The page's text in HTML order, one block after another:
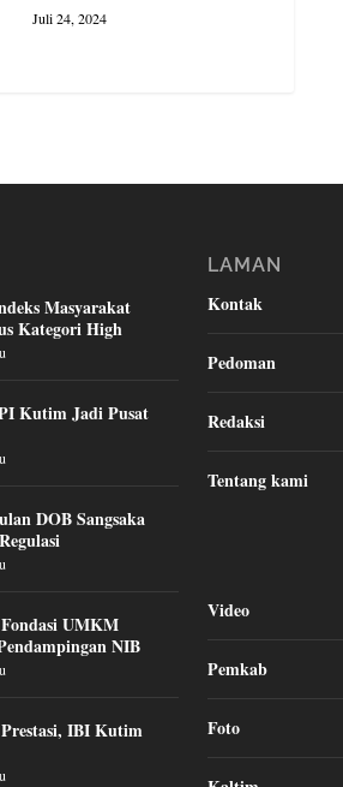
Juli 24, 2024
Masyarakat
Kategori High
Kutim Jadi Pusat
DOB Sangsaka
UMKM
NIB
IBI Kutim
LAMAN
Kontak
Pedoman
Redaksi
Tentang kami
Video
Pemkab
Foto